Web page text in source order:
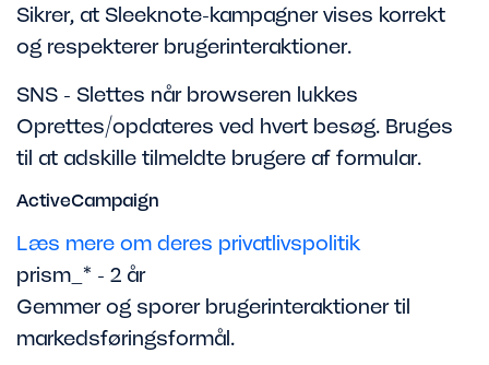
Sikrer, at Sleeknote-kampagner vises korrekt
og respekterer brugerinteraktioner.
SNS - Slettes når browseren lukkes
Oprettes/opdateres ved hvert besøg. Bruges
til at adskille tilmeldte brugere af formular.
ActiveCampaign
Læs mere om deres privatlivspolitik
prism_* - 2 år
Gemmer og sporer brugerinteraktioner til
markedsføringsformål.